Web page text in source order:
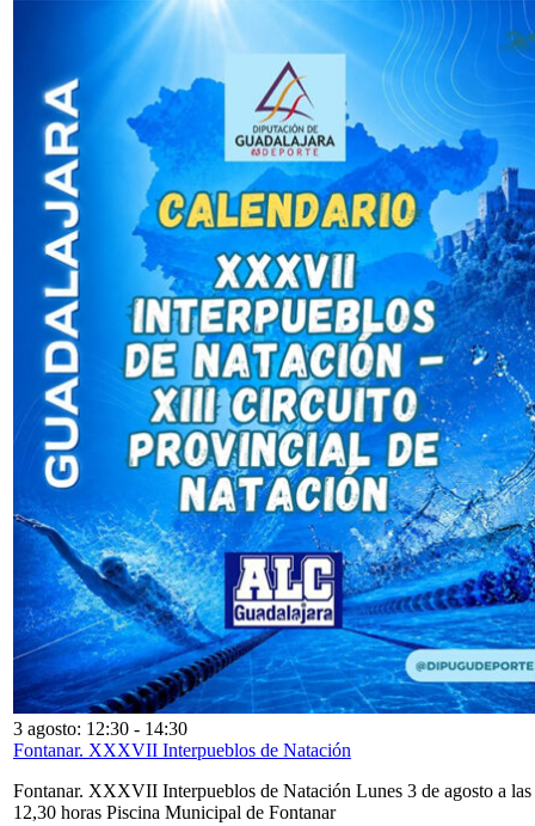
3 agosto: 12:30 - 14:30
Fontanar. XXXVII Interpueblos de Natación
Fontanar. XXXVII Interpueblos de Natación Lunes 3 de agosto a las
12,30 horas Piscina Municipal de Fontanar